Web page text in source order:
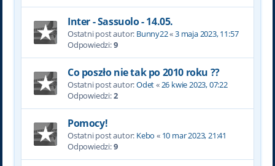
Inter - Sassuolo - 14.05.
Ostatni post autor: Bunny22«3 maja 2023, 11:57
Odpowiedzi:9
Co poszło nie tak po 2010 roku ??
Ostatni post autor:Odet«26 kwie 2023, 07:22
Odpowiedzi:2
Pomocy!
Ostatni post autor: Kebo « 10 mar 2023, 21:41
Odpowiedzi:9